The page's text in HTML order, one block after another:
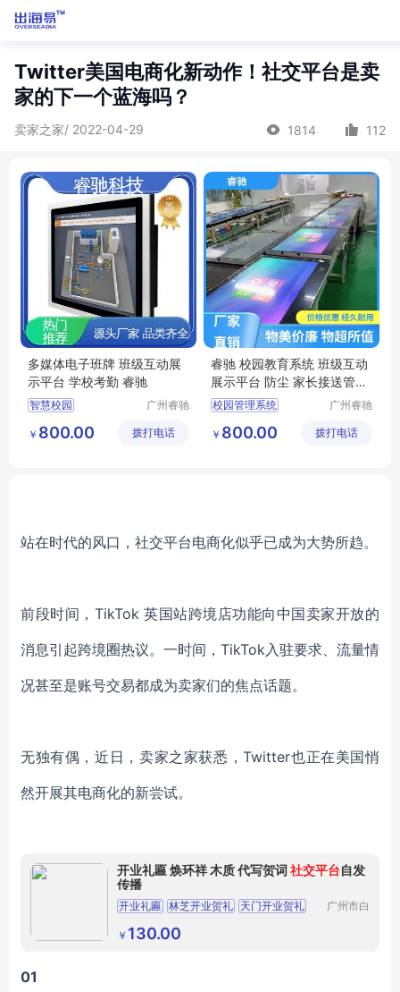
Twitter美国电商化新动作！社交平台是卖
家的下一个蓝海吗？
卖家之家/ 2022-04-29 1814 112
多媒体电子班牌 班级互动展
示平台 学校考勤 睿驰
智慧校园
人脸识别考勤打卡一体化管理系统触摸一体机
广州睿驰
公司
￥ 800.00 拨打电话
睿驰 校园教育系统 班级互动
展示平台 防尘 家长接送管理
平台
校园管理系统
数字化教室教学
广州睿驰
公司
￥ 800.00 拨打电话
站在时代的风口，社交平台电商化似乎已成为大势所趋。
前段时间，TikTok 英国站跨境店功能向中国卖家开放的
消息引起跨境圈热议。一时间，TikTok入驻要求、流量情
况甚至是账号交易都成为卖家们的焦点话题。
无独有偶，近日，卖家之家获悉，Twitter也正在美国悄
然开展其电商化的新尝试。
开业礼匾 焕环祥 木质 代写贺词 社交平台自发
传播
开业礼匾 林芝开业贺礼 天门开业贺礼
开业贺礼电话
广州市白
￥ 130.00
01